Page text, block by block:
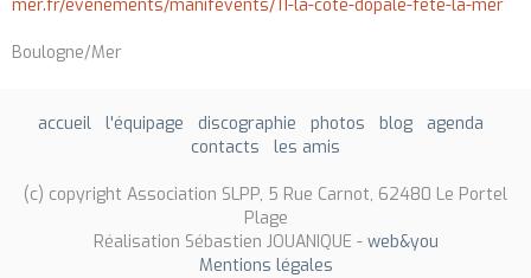
mer.fr/evenements/manifevents/11-la-cote-dopale-fete-la-mer
Boulogne/Mer
accueil l'équipage discographie photos blog
agenda
contacts
les amis
(c) copyright Association SLPP, 5 Rue Carnot, 62480 Le Portel
Plage
Réalisation Sébastien JOUANIQUE - web&you
Mentions légales